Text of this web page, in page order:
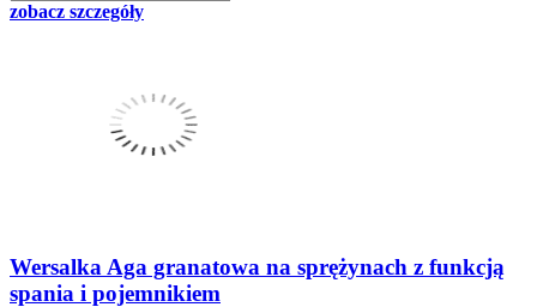
zobacz szczegóły
Wersalka Aga granatowa na sprężynach z funkcją
spania i pojemnikiem